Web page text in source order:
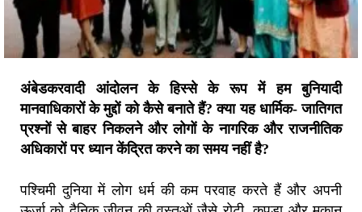
अंबेडकरवादी आंदोलन के हिस्से के रूप में हम बुनियादी
मानवाधिकारों के मुद्दों को कैसे बनाते हैं? क्या यह धार्मिक- जातिगत
प्रश्नों से बाहर निकलने और लोगों के नागरिक और राजनीतिक
अधिकारों पर ध्यान केंद्रित करने का समय नहीं है?
पश्चिमी दुनिया में लोग धर्म की कम परवाह करते हैं और अपनी